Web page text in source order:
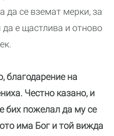
да се вземат мерки, за
да е щастлива и отново
благодарение на
Честно казано, и
бих пожелал да му се
има Бог и той вижда